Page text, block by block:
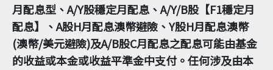
月配息型、A/Y股穩定月配息、A/Y/B股【F1穩定月
配息】、A股H月配息澳幣避險、Y股H月配息澳幣
(澳幣/美元避險)及A/B股C月配息之配息可能由基金
的收益或本金或收益平準金中支付。任何涉及由本